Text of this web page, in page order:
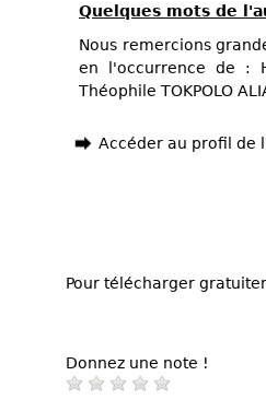
Quelques mots de
Nous remercions
en l'occurrence de :
Théophile TOKPOLO
Accéder au profil de
Pour télécharger
Donnez une note !